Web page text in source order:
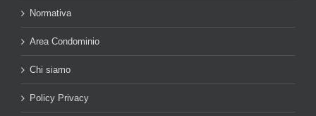
Normativa
Area Condominio
Chi siamo
Policy Privacy